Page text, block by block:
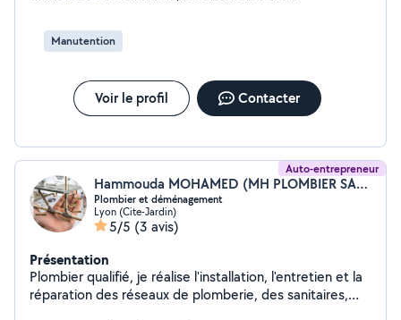
Manutention
Voir le profil Contacter
Auto-entrepreneur
Hammouda MOHAMED (MH PLOMBIER SANITAIRE ET CH)
Plombier et déménagement
Lyon (Cite-Jardin)
5/5 (3 avis)
Présentation
Plombier qualifié, je réalise l'installation, l'entretien et la
réparation des réseaux de plomberie, des sanitaires,